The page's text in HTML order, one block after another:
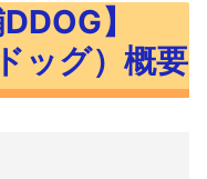
データドッグ）
】
ッグ）概要